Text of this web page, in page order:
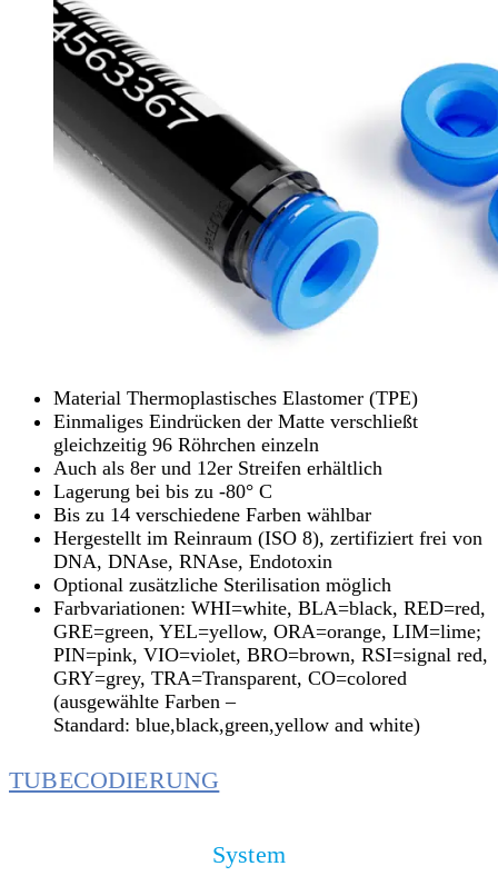
Material Thermoplastisches Elastomer (TPE)
Einmaliges Eindrücken der Matte verschließt
gleichzeitig 96 Röhrchen einzeln
Auch als 8er und 12er Streifen erhältlich
Lagerung bei bis zu -80° C
Bis zu 14 verschiedene Farben wählbar
Hergestellt im Reinraum (ISO 8), zertifiziert frei von
DNA, DNAse, RNAse, Endotoxin
Optional zusätzliche Sterilisation möglich
Farbvariationen: WHI=white, BLA=black, RED=red,
GRE=green, YEL=yellow, ORA=orange, LIM=lime;
PIN=pink, VIO=violet, BRO=brown, RSI=signal red,
GRY=grey, TRA=Transparent, CO=colored
(ausgewählte Farben –
Standard: blue,black,green,yellow and white)
TUBECODIERUNG
System